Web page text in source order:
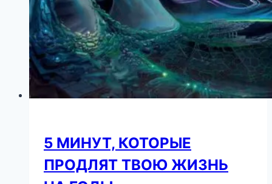
5 МИНУТ, КОТОРЫЕ
ПРОДЛЯТ ТВОЮ ЖИЗНЬ